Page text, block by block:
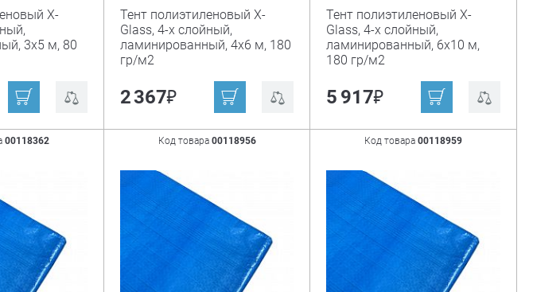
X-
3х5 м, 80
Тент полиэтиленовый X-
Glass, 4-х слойный,
ламинированный, 4х6 м, 180
гр/м2
2 367₽
Тент полиэтиленовый X-
Glass, 4-х слойный,
ламинированный, 6х10 м,
180 гр/м2
5 917₽
00118362 Код товара 00118956 Код товара00118959